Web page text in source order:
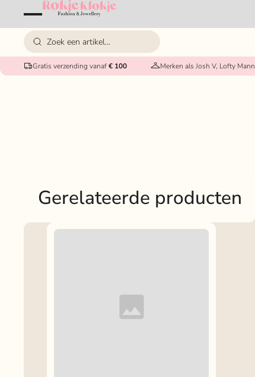
Gratis verzending vanaf€ 100 Merken als Josh V, Lofty
Gerelateerde producten